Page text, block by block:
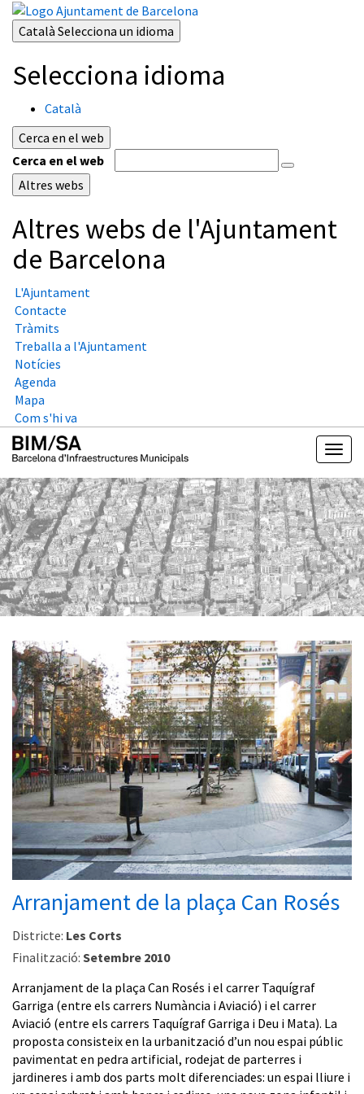
Català Selecciona un idioma
Selecciona idioma
Català
Cerca en el web
Cerca en el web
Altres webs
Altres webs de l'Ajuntament
de Barcelona
L'Ajuntament
Contacte
Tràmits
Treballa a l'Ajuntament
Notícies
Agenda
Mapa
Com s'hi va
Arranjament de la plaça Can Rosés
Districte: Les Corts
Finalització: Setembre 2010
Arranjament de la plaça Can Rosés i el carrer Taquígraf
Garriga (entre els carrers Numància i Aviació) i el carrer
Aviació (entre els carrers Taquígraf Garriga i Deu i Mata). La
proposta consisteix en la urbanització d’un nou espai públic
pavimentat en pedra artificial, rodejat de parterres i
jardineres i amb dos parts molt diferenciades: un espai lliure i